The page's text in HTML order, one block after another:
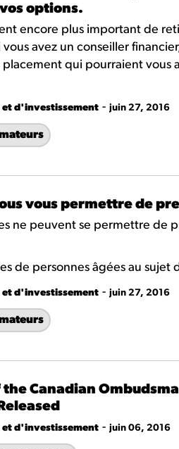
options.
encore plus important de
avez un conseiller
qui pourraient vous
et d'investissement - juin 27, 2016
vous permettre de
ne peuvent se permettre de
de personnes âgées au sujet
et d'investissement - juin 27, 2016
Canadian
et d'investissement - juin 06, 2016